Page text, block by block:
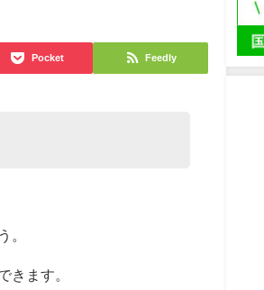
Pocket Feedly
。
きます。